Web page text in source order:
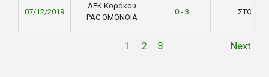
07/12/2019
ΑΕΚ Κοράκου
PAC ΟΜΟΝΟΙΑ
0 - 3 ΣΤΟΚ
1 2 3 Next